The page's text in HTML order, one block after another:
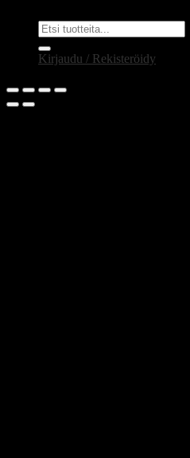
Etsi:
Kirjaudu / Rekisteröidy